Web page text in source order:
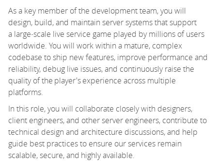
As a key member of the development team, you will
design, build, and maintain server systems that support
a large‑scale live service game played by millions of users
worldwide. You will work within a mature, complex
codebase to ship new features, improve performance and
reliability, debug live issues, and continuously raise the
quality of the player's experience across multiple
platforms.
In this role, you will collaborate closely with designers,
client engineers, and other server engineers, contribute to
technical design and architecture discussions, and help
guide best practices to ensure our services remain
scalable, secure, and highly available.